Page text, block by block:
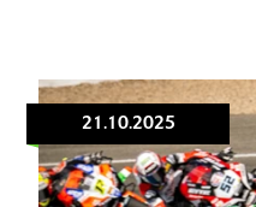
21.10.2025